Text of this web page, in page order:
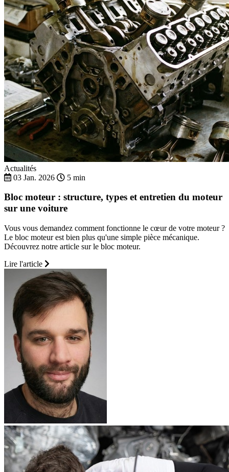
Actualités
03 Jan. 2026
5 min
Bloc moteur : structure, types et entretien du moteur
sur une voiture
Vous vous demandez comment fonctionne le cœur de votre moteur ?
Le bloc moteur est bien plus qu'une simple pièce mécanique.
Découvrez notre article sur le bloc moteur.
Lire l'article